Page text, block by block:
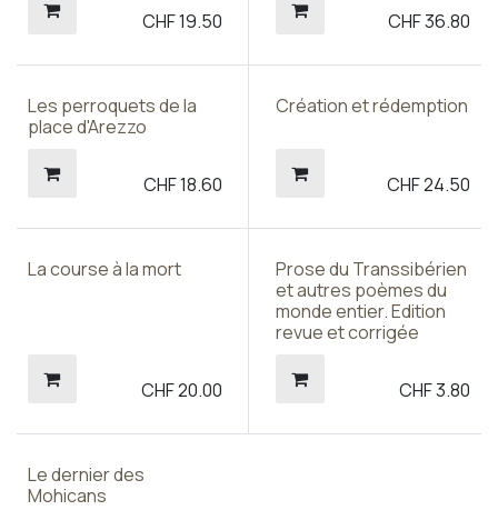
CHF19.50 CHF36.80
Les perroquets de la
place d'Arezzo
CHF18.60
Création et rédemption
CHF24.50
La course à la mort
CHF20.00
Prose du Transsibérien
et autres poèmes du
monde entier. Edition
revue et corrigée
CHF3.80
Le dernier des
Mohicans